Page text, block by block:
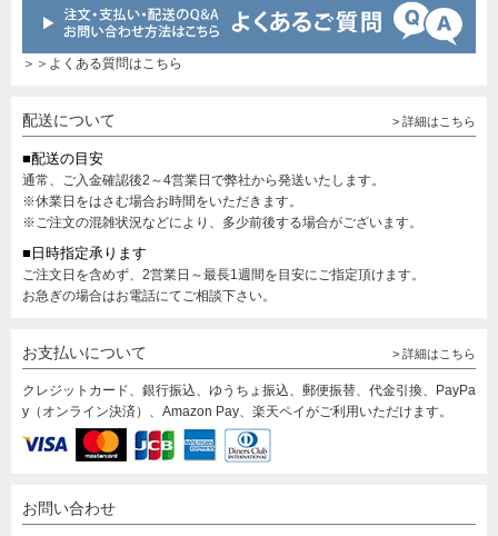
＞＞よくある質問はこちら
配送について > 詳細はこちら
■配送の目安
通常、ご入金確認後2～4営業日で弊社から発送いたします。
※休業日をはさむ場合お時間をいただきます。
※ご注文の混雑状況などにより、多少前後する場合がございます。
■日時指定承ります
ご注文日を含めず、2営業日～最長1週間を目安にご指定頂けます。
お急ぎの場合はお電話にてご相談下さい。
お支払いについて > 詳細はこちら
クレジットカード、銀行振込、ゆうちょ振込、郵便振替、代金引換、PayPa
y（オンライン決済）、Amazon Pay、楽天ペイがご利用いただけます。
お問い合わせ